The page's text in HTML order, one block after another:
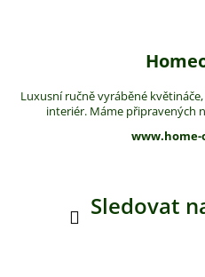
Luxusní ručně vyráběné
interiér. Máme připravených
Sledovat